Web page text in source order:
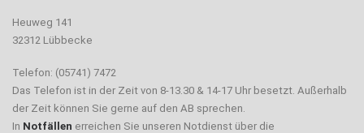
Heuweg 141
32312 Lübbecke
Telefon: (05741) 7472
Das Telefon ist in der Zeit von 8-13.30 & 14-17 Uhr besetzt. Außerhalb
der Zeit können Sie gerne auf den AB sprechen.
In Notfällen erreichen Sie unseren Notdienst über die